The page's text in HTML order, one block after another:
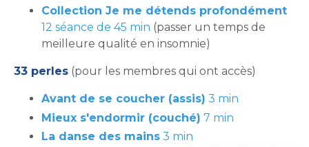
Collection Je me détends profondément
12 séance de 45 min (passer un temps de
meilleure qualité en insomnie)
33 perles (pour les membres qui ont accès)
Avant de se coucher (assis) 3 min
Mieux s'endormir (couché) 7 min
La danse des mains 3 min